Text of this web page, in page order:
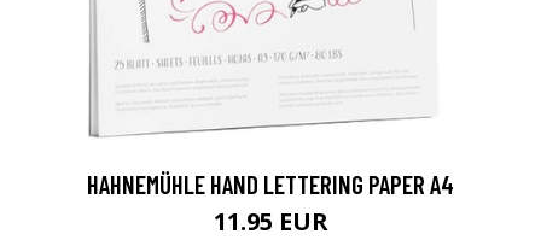
HAHNEMÜHLE HAND LETTERING PAPER A4
11.95 EUR